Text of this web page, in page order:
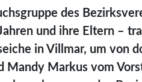
des
und ihre Eltern –
in Villmar, um von
Mandy Markus vom